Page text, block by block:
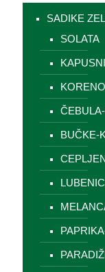
SADIKE
SOLATA
BUČKE-